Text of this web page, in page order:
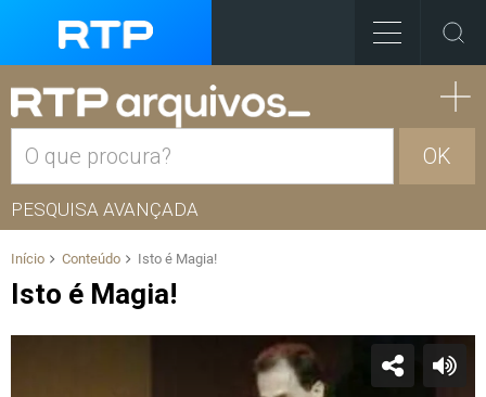
OK
PESQUISA AVANÇADA
Início Conteúdo Isto é Magia!
Isto é Magia!